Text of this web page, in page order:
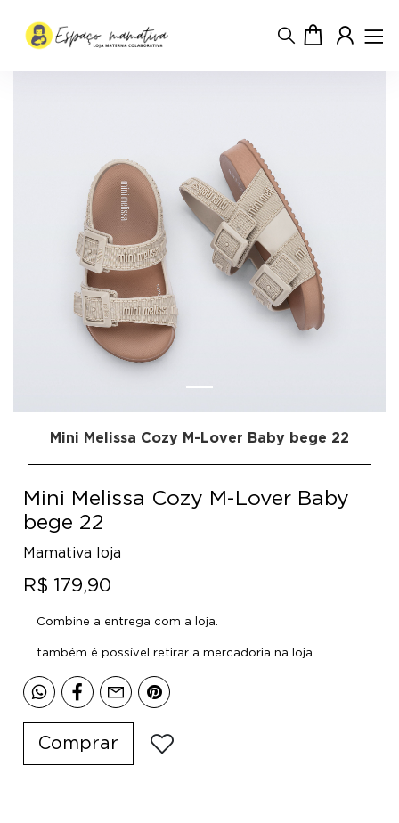
Mini Melissa Cozy M-Lover Baby bege 22
Mini Melissa Cozy M-Lover Baby
bege 22
Mamativa loja
R$ 179,90
Combine a entrega com a loja.
também é possível retirar a mercadoria na loja.
Comprar